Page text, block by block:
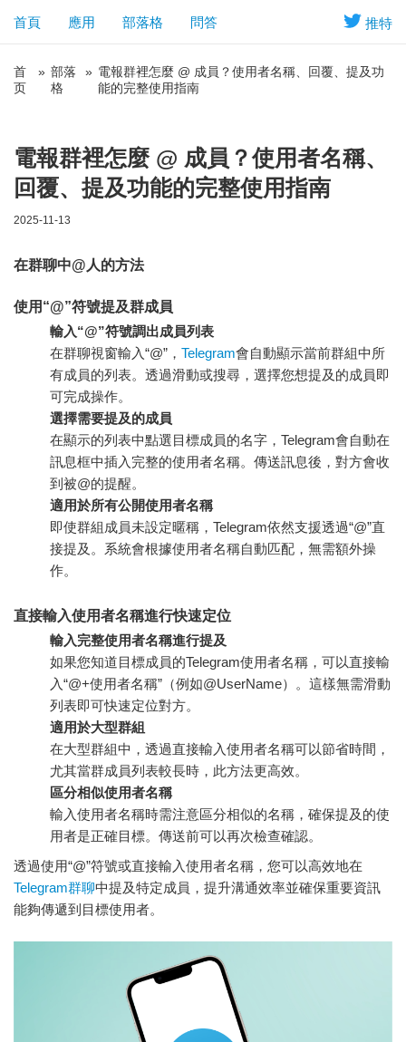
推特
首頁 應用 部落格 問答
首
页
» 部落
格
» 電報群裡怎麼 @ 成員？使用者名稱、回覆、提及功
能的完整使用指南
電報群裡怎麼 @ 成員？使用者名稱、
回覆、提及功能的完整使用指南
2025-11-13
在群聊中@人的方法
使用“@”符號提及群成員
輸入“@”符號調出成員列表
在群聊視窗輸入“@”， Telegram會自動顯示當前群組中所
有成員的列表。透過滑動或搜尋，選擇您想提及的成員即
可完成操作。
選擇需要提及的成員
在顯示的列表中點選目標成員的名字，Telegram會自動在
訊息框中插入完整的使用者名稱。傳送訊息後，對方會收
到被@的提醒。
適用於所有公開使用者名稱
即使群組成員未設定暱稱，Telegram依然支援透過“@”直
接提及。系統會根據使用者名稱自動匹配，無需額外操
作。
直接輸入使用者名稱進行快速定位
輸入完整使用者名稱進行提及
如果您知道目標成員的Telegram使用者名稱，可以直接輸
入“@+使用者名稱”（例如@UserName）。這樣無需滑動
列表即可快速定位對方。
適用於大型群組
在大型群組中，透過直接輸入使用者名稱可以節省時間，
尤其當群成員列表較長時，此方法更高效。
區分相似使用者名稱
輸入使用者名稱時需注意區分相似的名稱，確保提及的使
用者是正確目標。傳送前可以再次檢查確認。
透過使用“@”符號或直接輸入使用者名稱，您可以高效地在
Telegram群聊中提及特定成員，提升溝通效率並確保重要資訊
能夠傳遞到目標使用者。